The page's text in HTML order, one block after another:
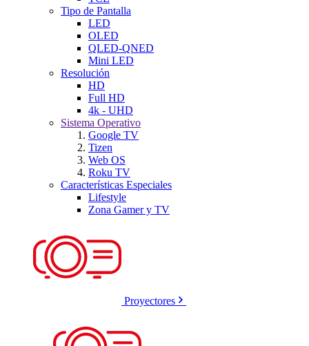
Tipo de Pantalla
LED
OLED
QLED-QNED
Mini LED
Resolución
HD
Full HD
4k - UHD
Sistema Operativo
Google TV
Tizen
Web OS
Roku TV
Características Especiales
Lifestyle
Zona Gamer y TV
Proyectores